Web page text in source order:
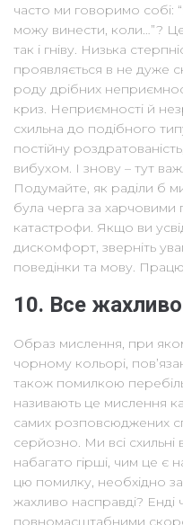
часто ми говоримо собі:
можу винести, коли…”?
так і гніву. Низька
проявляється в не дуже
роду дрібних
криз. Неприємності й
схильна до подібного
постійну
вибухом. І знову – тут
Подумайте, як раділи б
була черга за харчовими
катастрофи. Якщо ви
дискомфорт, зверніть
поведінки та мову.
10. Все жахливо
Образ мислення, при
чорному кольорі,
також помилкою
називають це мислення
самих розповсюджених
серйозно. Ми всі схильні
набагато гірші, чим це є
цю помилку, необхідно
жахливо насправді?
повномасштабними